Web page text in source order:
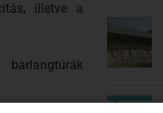
illetve a